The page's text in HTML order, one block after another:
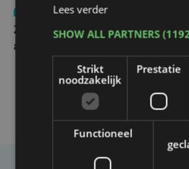
Nieuws Update
Zwaar ongeval op E403 in Izegem:
afgesloten
Lees verder
SHOW ALL PARTNERS
Strikt
noodzakelijk
Prestatie
Functioneel